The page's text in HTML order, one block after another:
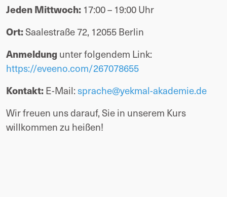
Jeden Mittwoch: 17:00 – 19:00 Uhr
Ort: Saalestraße 72, 12055 Berlin
Anmeldung
https://eveeno.com/267078655
Kontakt: E-Mail: sprache@yekmal-akademie.de
Wir freuen uns darauf, Sie in unserem Kurs
willkommen zu heißen!